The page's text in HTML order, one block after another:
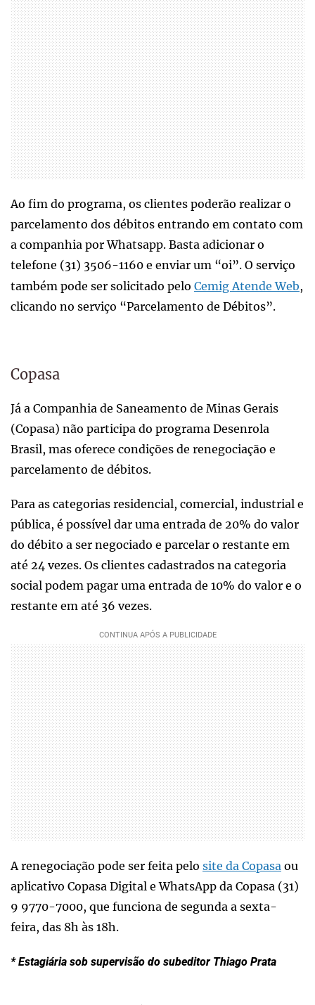
Ao fim do programa, os clientes poderão realizar o
parcelamento dos débitos entrando em contato com
a companhia por Whatsapp. Basta adicionar o
telefone (31) 3506-1160 e enviar um “oi”. O serviço
também pode ser solicitado pelo Cemig Atende Web,
clicando no serviço “Parcelamento de Débitos”.
Copasa
Já a Companhia de Saneamento de Minas Gerais
(Copasa) não participa do programa Desenrola
Brasil, mas oferece condições de renegociação e
parcelamento de débitos.
Para as categorias residencial, comercial, industrial e
pública, é possível dar uma entrada de 20% do valor
do débito a ser negociado e parcelar o restante em
até 24 vezes. Os clientes cadastrados na categoria
social podem pagar uma entrada de 10% do valor e o
restante em até 36 vezes.
A renegociação pode ser feita pelo site da Copasa ou
aplicativo Copasa Digital e WhatsApp da Copasa (31)
9 9770-7000, que funciona de segunda a sexta-
feira, das 8h às 18h.
* Estagiária sob supervisão do subeditor Thiago Prata